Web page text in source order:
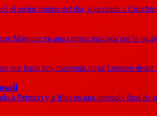
el mejor tiempo del día, superando a
Márquez en una carrera marcada por la
que hasta hoy mantenía Jorge Lorenzo desde
a Petrucci y a Rins en una apretado final de